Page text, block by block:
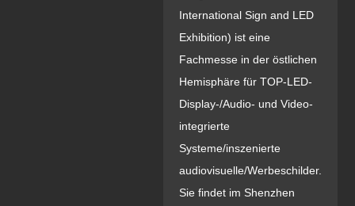
International Sign and LED
Exhibition) ist eine
Fachmesse in der östlichen
Hemisphäre für TOP-LED-
Display-/Audio- und Video-
integrierte
Systeme/inszenierte
audiovisuelle/Werbeschilder.
Sie findet im Shenzhen